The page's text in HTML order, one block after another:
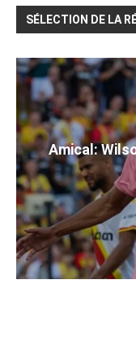
SÉLECTION DE LA
Amical: